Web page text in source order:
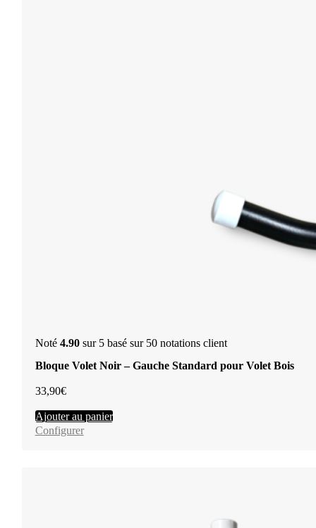
Noté 4.90sur 5 basé sur 50notations client
Bloque Volet Noir – Gauche Standard pour Volet Bois
33,90€
Ajouter au panier
Configurer